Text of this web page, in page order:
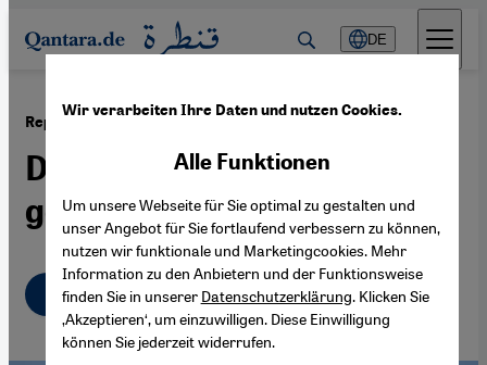
Direkt zum Inhalt springen
DE
Repression und Legitimation in Ägypten ·22.12.2015
Die Welt, wie sie Al-Sisi
gefällt
Deutsch English عربي
Wir verarbeiten Ihre Daten und nutzen Cookies.
Alle Funktionen
Um unsere Webseite für Sie optimal zu gestalten und
unser Angebot für Sie fortlaufend verbessern zu können,
nutzen wir funktionale und Marketingcookies. Mehr
Information zu den Anbietern und der Funktionsweise
finden Sie in unserer Datenschutzerklärung. Klicken Sie
‚Akzeptieren‘, um einzuwilligen. Diese Einwilligung
können Sie jederzeit widerrufen.